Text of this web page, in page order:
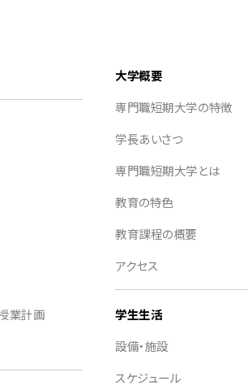
業計画
大学概要
専門職短期大学の特徴
学長あいさつ
専門職短期大学とは
教育の特色
教育課程の概要
アクセス
学生生活
設備・施設
スケジュール